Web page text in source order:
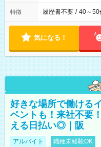
特徴 履歴書不要 / 40～50
気になる！
好きな場所で働ける
ベントも！来社不要
える日払い◎｜阪
アルバイト 職種未経験OK